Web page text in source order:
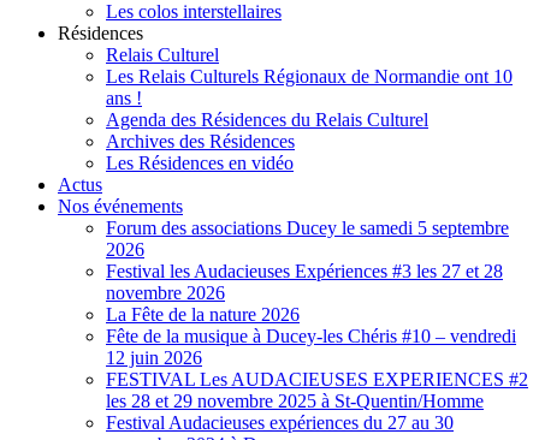
Les colos interstellaires
Résidences
Relais Culturel
Les Relais Culturels Régionaux de Normandie ont 10
ans !
Agenda des Résidences du Relais Culturel
Archives des Résidences
Les Résidences en vidéo
Actus
Nos événements
Forum des associations Ducey le samedi 5 septembre
2026
Festival les Audacieuses Expériences #3 les 27 et 28
novembre 2026
La Fête de la nature 2026
Fête de la musique à Ducey-les Chéris #10 – vendredi
12 juin 2026
FESTIVAL Les AUDACIEUSES EXPERIENCES #2
les 28 et 29 novembre 2025 à St-Quentin/Homme
Festival Audacieuses expériences du 27 au 30